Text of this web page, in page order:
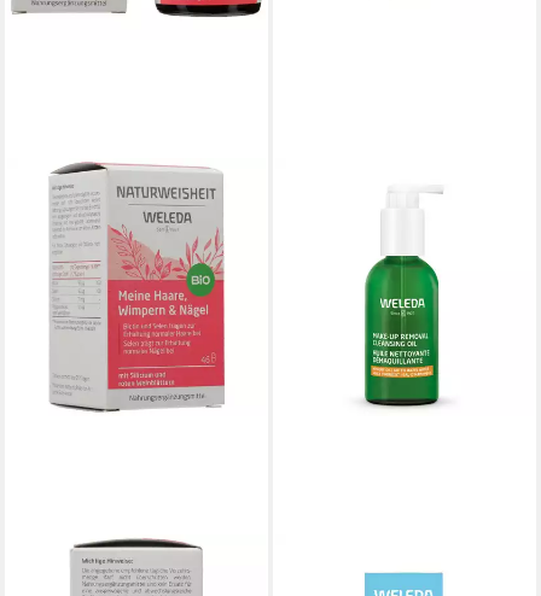
WELEDA AG
WELEDA Naturweisheit
Make-up-Entferner